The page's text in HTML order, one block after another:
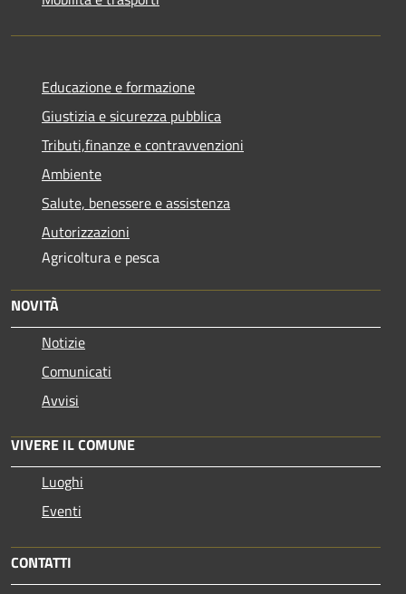
Educazione e formazione
Giustizia e sicurezza pubblica
Tributi,finanze e contravvenzioni
Ambiente
Salute, benessere e assistenza
Autorizzazioni
Agricoltura e pesca
NOVITÀ
Notizie
Comunicati
Avvisi
VIVERE IL COMUNE
Luoghi
Eventi
CONTATTI